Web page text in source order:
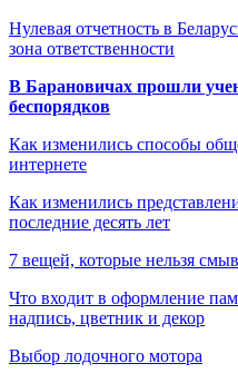
Нулевая отчетность в
зона ответственности
В Барановичах прошли
беспорядков
Как изменились способы
интернете
Как изменились
последние десять лет
7 вещей, которые нельзя
Что входит в оформление
надпись, цветник и декор
Выбор лодочного мотора